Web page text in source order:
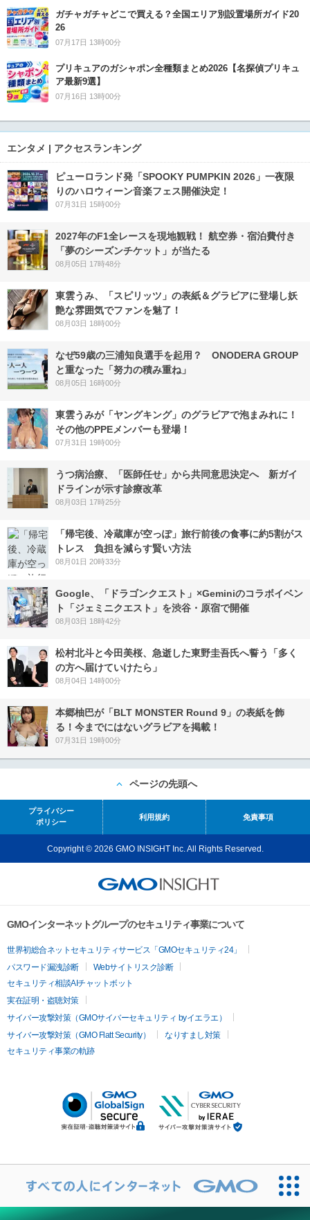
ガチャガチャどこで買える？全国エリア別設置場所ガイド20
26
07月17日 13時00分
プリキュアのガシャポン全種類まとめ2026【名探偵プリキュ
ア最新9選】
07月16日 13時00分
エンタメ | アクセスランキング
ピューロランド発「SPOOKY PUMPKIN 2026」一夜限
りのハロウィーン音楽フェス開催決定！
07月31日 15時00分
2027年のF1全レースを現地観戦！ 航空券・宿泊費付き
「夢のシーズンチケット」が当たる
08月05日 17時48分
東雲うみ、「スピリッツ」の表紙＆グラビアに登場し妖
艶な雰囲気でファンを魅了！
08月03日 18時00分
なぜ59歳の三浦知良選手を起用？ ONODERA GROUP
と重なった「努力の積み重ね」
08月05日 16時00分
東雲うみが「ヤングキング」のグラビアで泡まみれに！
その他のPPEメンバーも登場！
07月31日 19時00分
うつ病治療、「医師任せ」から共同意思決定へ 新ガイ
ドラインが示す診療改革
08月03日 17時25分
「帰宅後、冷蔵庫が空っぽ」旅行前後の食事に約5割がス
トレス 負担を減らす賢い方法
08月01日 20時33分
Google、「ドラゴンクエスト」×Geminiのコラボイベン
ト「ジェミニクエスト」を渋谷・原宿で開催
08月03日 18時42分
松村北斗と今田美桜、急逝した東野圭吾氏へ誓う「多く
の方へ届けていけたら」
08月04日 14時00分
本郷柚巴が「BLT MONSTER Round 9」の表紙を飾
る！今までにはないグラビアを掲載！
07月31日 19時00分
ページの先頭へ
プライバシー
ポリシー
利用規約 免責事項
Copyright © 2026 GMO INSIGHT Inc. All Rights Reserved.
GMOインターネットグループのセキュリティ事業について
世界初総合ネットセキュリティサービス「GMOセキュリティ24」
パスワード漏洩診断
Webサイトリスク診断
セキュリティ相談AIチャットボット
実在証明・盗聴対策
サイバー攻撃対策（GMOサイバーセキュリティ byイエラエ）
サイバー攻撃対策（GMO Flatt Security）
なりすまし対策
セキュリティ事業の軌跡